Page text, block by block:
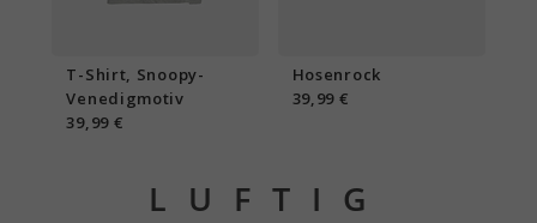
T-Shirt, Snoopy-
Venedigmotiv
39,99 €
Hosenrock
39,99 €
LUFTIG